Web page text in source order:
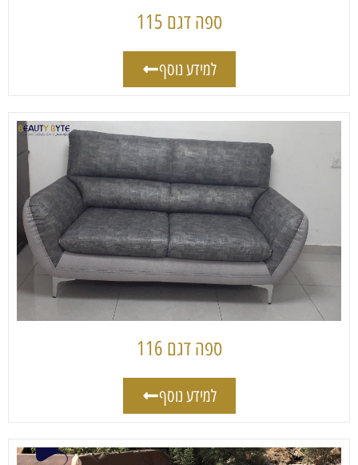
ספה דגם 115
למידע נוסף
ספה דגם 116
למידע נוסף